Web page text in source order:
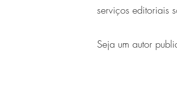
serviços editoriais
Seja um autor